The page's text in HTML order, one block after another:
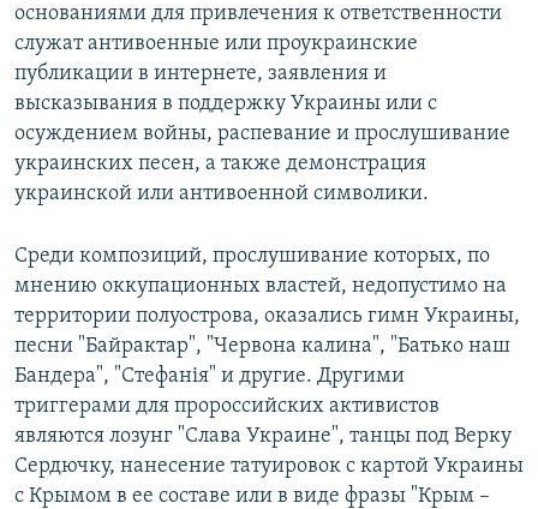
основаниями для привлечения к ответственности
служат антивоенные или проукраинские
публикации в интернете, заявления и
высказывания в поддержку Украины или с
осуждением войны, распевание и прослушивание
украинских песен, а также демонстрация
украинской или антивоенной символики.
Среди композиций, прослушивание которых, по
мнению оккупационных властей, недопустимо на
территории полуострова, оказались гимн Украины,
песни "Байрактар", "Червона калина", "Батько наш
Бандера", "Стефанія" и другие. Другими
триггерами для пророссийских активистов
являются лозунг "Слава Украине", танцы под Верку
Сердючку, нанесение татуировок с картой Украины
с Крымом в ее составе или в виде фразы "Крым –